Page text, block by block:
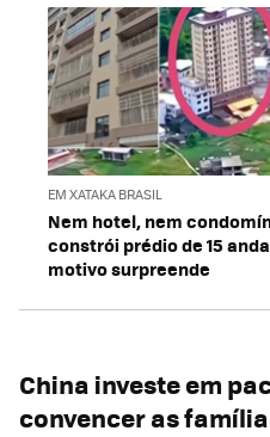
EM XATAKA BRASIL
Nem hotel, nem
constrói prédio de 15
motivo surpreende
China investe em
convencer as